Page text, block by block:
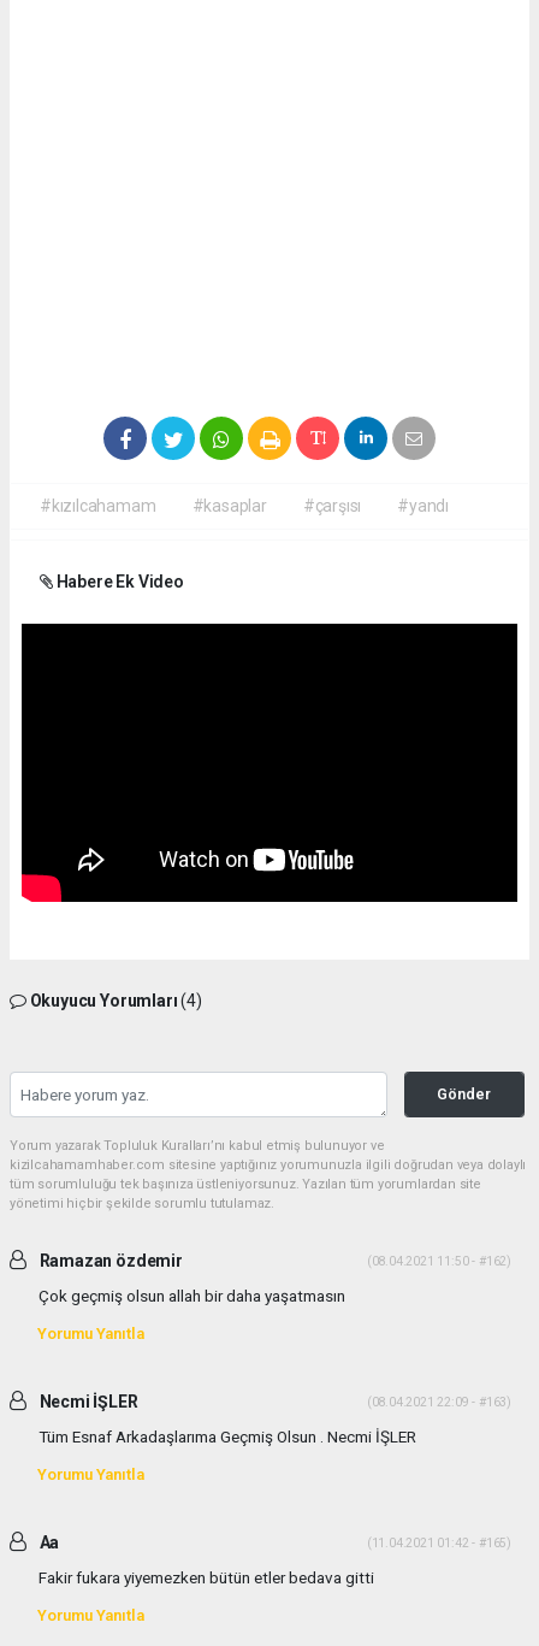
#kızılcahamam #kasaplar #çarşısı #yandı
Habere Ek Video
Okuyucu Yorumları(4)
Gönder
Yorum yazarak Topluluk Kuralları’nı kabul etmiş bulunuyor ve
kizilcahamamhaber.com sitesine yaptığınız yorumunuzla ilgili doğrudan veya dolaylı
tüm sorumluluğu tek başınıza üstleniyorsunuz. Yazılan tüm yorumlardan site
yönetimi hiçbir şekilde sorumlu tutulamaz.
Ramazan özdemir (08.04.2021 11:50 - #162)
Çok geçmiş olsun allah bir daha yaşatmasın
Yorumu Yanıtla
Necmi İŞLER (08.04.2021 22:09 - #163)
Tüm Esnaf Arkadaşlarıma Geçmiş Olsun . Necmi İŞLER
Yorumu Yanıtla
Aa (11.04.2021 01:42 - #165)
Fakir fukara yiyemezken bütün etler bedava gitti
Yorumu Yanıtla